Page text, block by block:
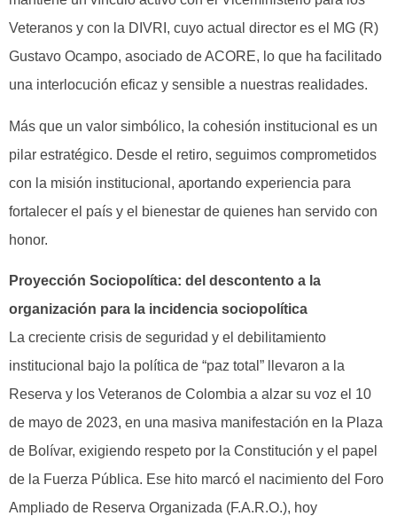
Veteranos y con la DIVRI, cuyo actual director es el MG (R)
Gustavo Ocampo, asociado de ACORE, lo que ha facilitado
una interlocución eficaz y sensible a nuestras realidades.
Más que un valor simbólico, la cohesión institucional es un
pilar estratégico. Desde el retiro, seguimos comprometidos
con la misión institucional, aportando experiencia para
fortalecer el país y el bienestar de quienes han servido con
honor.
Proyección Sociopolítica: del descontento a la
organización para la incidencia sociopolítica
La creciente crisis de seguridad y el debilitamiento
institucional bajo la política de “paz total” llevaron a la
Reserva y los Veteranos de Colombia a alzar su voz el 10
de mayo de 2023, en una masiva manifestación en la Plaza
de Bolívar, exigiendo respeto por la Constitución y el papel
de la Fuerza Pública. Ese hito marcó el nacimiento del Foro
Ampliado de Reserva Organizada (F.A.R.O.), hoy